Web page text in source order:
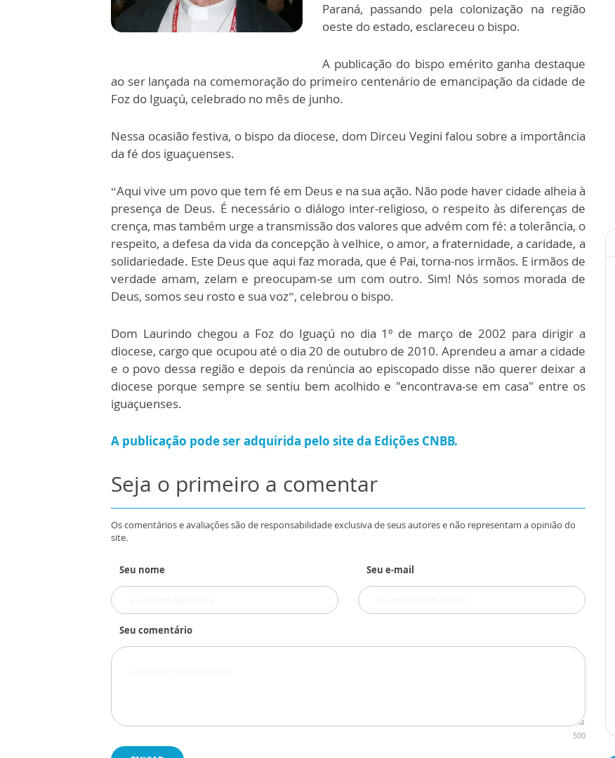
Paraná, passando pela colonização na região
oeste do estado, esclareceu o bispo.
A publicação do bispo emérito ganha destaque
ao ser lançada na comemoração do primeiro centenário de emancipação da cidade de
Foz do Iguaçú, celebrado no mês de junho.
Nessa ocasião festiva, o bispo da diocese, dom Dirceu Vegini falou sobre a importância
da fé dos iguaçuenses.
“Aqui vive um povo que tem fé em Deus e na sua ação. Não pode haver cidade alheia à
presença de Deus. É necessário o diálogo inter-religioso, o respeito às diferenças de
crença, mas também urge a transmissão dos valores que advém com fé: a tolerância, o
respeito, a defesa da vida da concepção à velhice, o amor, a fraternidade, a caridade, a
solidariedade. Este Deus que aqui faz morada, que é Pai, torna-nos irmãos. E irmãos de
verdade amam, zelam e preocupam-se um com outro. Sim! Nós somos morada de
Deus, somos seu rosto e sua voz”, celebrou o bispo.
Dom Laurindo chegou a Foz do Iguaçú no dia 1º de março de 2002 para dirigir a
diocese, cargo que ocupou até o dia 20 de outubro de 2010. Aprendeu a amar a cidade
e o povo dessa região e depois da renúncia ao episcopado disse não querer deixar a
diocese porque sempre se sentiu bem acolhido e "encontrava-se em casa" entre os
iguaçuenses.
A publicação pode ser adquirida pelo site da Edições CNBB.
Seja o primeiro a comentar
Os comentários e avaliações são de responsabilidade exclusiva de seus autores e não representam a opinião do
site.
Seu nome Seu e-mail
Seu comentário
500